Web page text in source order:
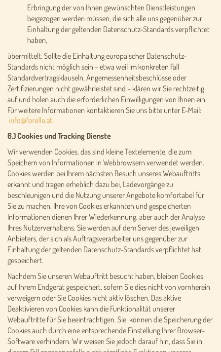
Erbringung der von Ihnen gewünschten Dienstleistungen
beigezogen werden müssen, die sich alle uns gegenüber zur
Einhaltung der geltenden Datenschutz-Standards verpflichtet
haben,
übermittelt. Sollte die Einhaltung europäischer Datenschutz-
Standards nicht möglich sein – etwa weil im konkreten Fall
Standardvertragsklauseln, Angemessenheitsbeschlüsse oder
Zertifizierungen nicht gewährleistet sind – klären wir Sie rechtzeitig
auf und holen auch die erforderlichen Einwilligungen von Ihnen ein.
Für weitere Informationen kontaktieren Sie uns bitte unter E-Mail:
6.) Cookies und Tracking Dienste
Wir verwenden Cookies, das sind kleine Textelemente, die zum
Speichern von Informationen in Webbrowsern verwendet werden.
Cookies werden bei Ihrem nächsten Besuch unseres Webauftritts
erkannt und tragen erheblich dazu bei, Ladevorgänge zu
beschleunigen und die Nutzung unserer Angebote komfortabel für
Sie zu machen. Ihre von Cookies erkannten und gespeicherten
Informationen dienen Ihrer Wiederkennung, aber auch der Analyse
Ihres Nutzerverhaltens. Sie werden auf dem Server des jeweiligen
Anbieters, der sich als Auftragsverarbeiter uns gegenüber zur
Einhaltung der geltenden Datenschutz-Standards verpflichtet hat,
gespeichert.
Nachdem Sie unseren Webauftritt besucht haben, bleiben Cookies
auf Ihrem Endgerät gespeichert, sofern Sie dies nicht von vornherein
verweigern oder Sie Cookies nicht aktiv löschen. Das aktive
Deaktivieren von Cookies kann die Funktionalität unserer
Webauftritte für Sie beeinträchtigen. Sie können die Speicherung der
Cookies auch durch eine entsprechende Einstellung Ihrer Browser-
Software verhindern. Wir weisen Sie jedoch darauf hin, dass Sie in